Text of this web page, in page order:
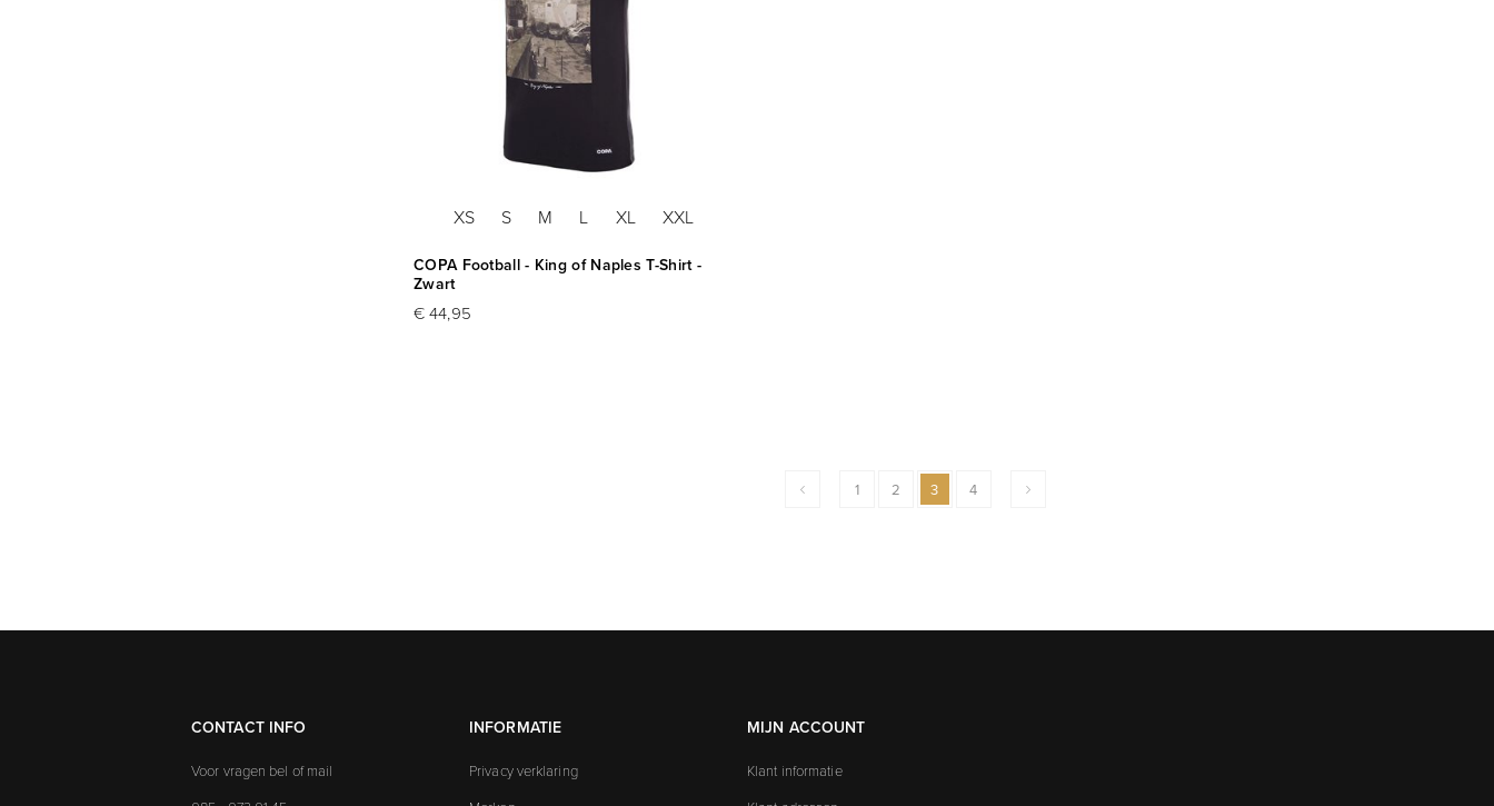
XS S M L XL XXL
COPA Football - King of Naples T-Shirt -
Zwart
€ 44,95
1 2 3 4
CONTACT INFO
Voor vragen bel of mail
INFORMATIE
Privacy verklaring
MIJN ACCOUNT
Klant informatie